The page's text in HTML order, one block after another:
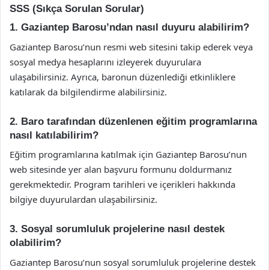
SSS (Sıkça Sorulan Sorular)
1. Gaziantep Barosu’ndan nasıl duyuru alabilirim?
Gaziantep Barosu’nun resmi web sitesini takip ederek veya
sosyal medya hesaplarını izleyerek duyurulara
ulaşabilirsiniz. Ayrıca, baronun düzenlediği etkinliklere
katılarak da bilgilendirme alabilirsiniz.
2. Baro tarafından düzenlenen eğitim programlarına
nasıl katılabilirim?
Eğitim programlarına katılmak için Gaziantep Barosu’nun
web sitesinde yer alan başvuru formunu doldurmanız
gerekmektedir. Program tarihleri ve içerikleri hakkında
bilgiye duyurulardan ulaşabilirsiniz.
3. Sosyal sorumluluk projelerine nasıl destek
olabilirim?
Gaziantep Barosu’nun sosyal sorumluluk projelerine destek